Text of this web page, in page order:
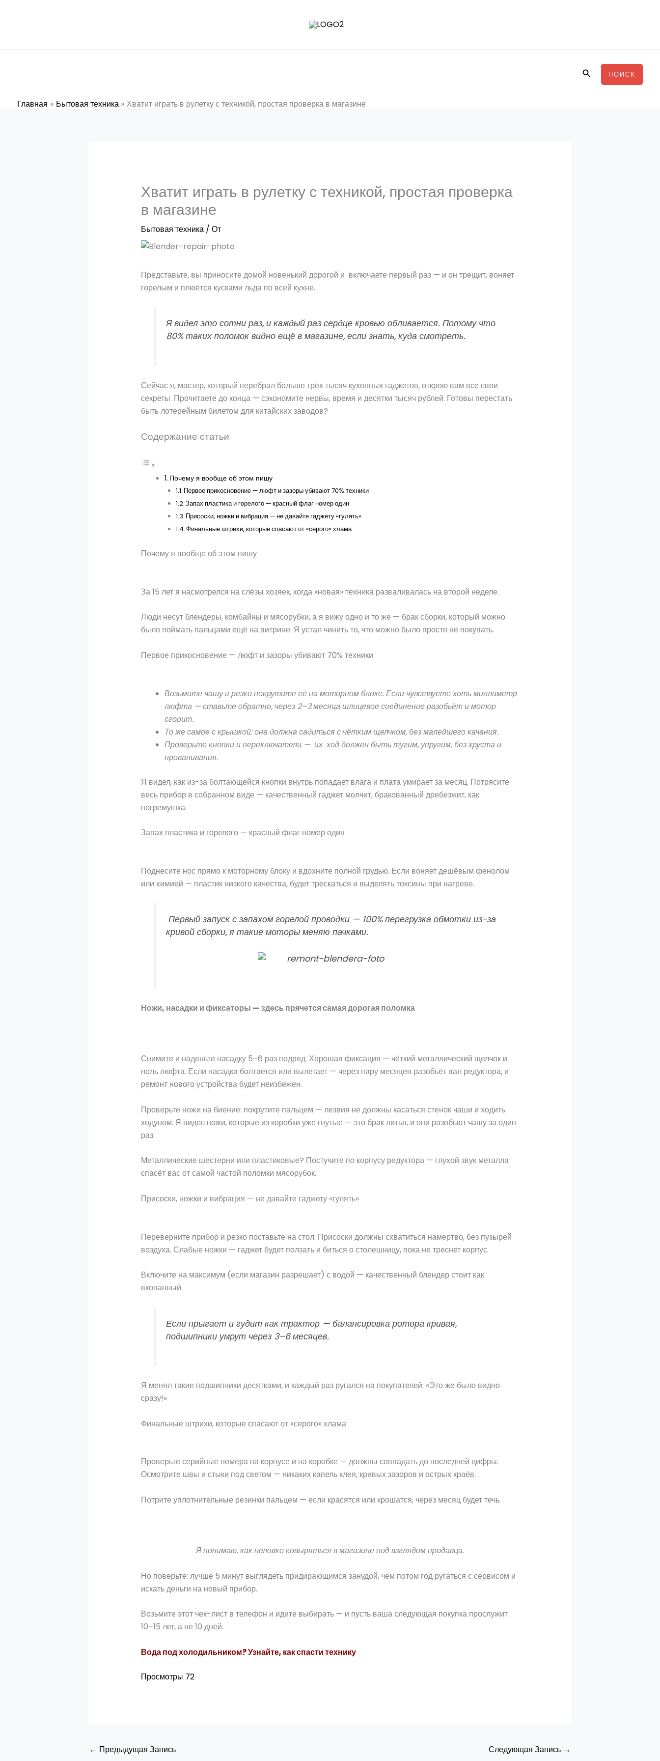
Поиск ПОИСК
Главная Бытовая техника Хватит играть в рулетку с техникой, простая проверка в магазине
Хватит играть в рулетку с техникой, простая проверка
в магазине
Бытовая техника/ От
Представьте, вы приносите домой новенький дорогой и включаете первый раз — и он трещит, воняет
горелым и плюётся кусками льда по всей кухне.
Я видел это сотни раз, и каждый раз сердце кровью обливается. Потому что
80% таких поломок видно ещё в магазине, если знать, куда смотреть.
Сейчас я, мастер, который перебрал больше трёх тысяч кухонных гаджетов, открою вам все свои
секреты. Прочитаете до конца — сэкономите нервы, время и десятки тысяч рублей. Готовы перестать
быть лотерейным билетом для китайских заводов?
Содержание статьи
Почему я вообще об этом пишу
Первое прикосновение — люфт и зазоры убивают 70% техники
Запах пластика и горелого — красный флаг номер один
Присоски, ножки и вибрация — не давайте гаджету «гулять»
Финальные штрихи, которые спасают от «серого» хлама
Почему я вообще об этом пишу
За 15 лет я насмотрелся на слёзы хозяек, когда «новая» техника разваливалась на второй неделе.
Люди несут блендеры, комбайны и мясорубки, а я вижу одно и то же — брак сборки, который можно
было поймать пальцами ещё на витрине. Я устал чинить то, что можно было просто не покупать.
Первое прикосновение — люфт и зазоры убивают 70% техники
Возьмите чашу и резко покрутите её на моторном блоке. Если чувствуете хоть миллиметр
люфта — ставьте обратно, через 2–3 месяца шлицевое соединение разобьёт и мотор
сгорит.
То же самое с крышкой: она должна садиться с чётким щелчком, без малейшего качания.
Проверьте кнопки и переключатели — их ход должен быть тугим, упругим, без хруста и
проваливания.
Я видел, как из-за болтающейся кнопки внутрь попадает влага и плата умирает за месяц. Потрясите
весь прибор в собранном виде — качественный гаджет молчит, бракованный дребезжит, как
погремушка.
Запах пластика и горелого — красный флаг номер один
Поднесите нос прямо к моторному блоку и вдохните полной грудью. Если воняет дешёвым фенолом
или химией — пластик низкого качества, будет трескаться и выделять токсины при нагреве.
Первый запуск с запахом горелой проводки — 100% перегрузка обмотки из-за
кривой сборки, я такие моторы меняю пачками.
Ножи, насадки и фиксаторы — здесь прячется самая дорогая поломка
Снимите и наденьте насадку 5–6 раз подряд. Хорошая фиксация — чёткий металлический щелчок и
ноль люфта. Если насадка болтается или вылетает — через пару месяцев разобьёт вал редуктора, и
ремонт нового устройства будет неизбежен.
Проверьте ножи на биение: покрутите пальцем — лезвия не должны касаться стенок чаши и ходить
ходуном. Я видел ножи, которые из коробки уже гнутые — это брак литья, и они разобьют чашу за один
раз.
Металлические шестерни или пластиковые? Постучите по корпусу редуктора — глухой звук металла
спасёт вас от самой частой поломки мясорубок.
Присоски, ножки и вибрация — не давайте гаджету «гулять»
Переверните прибор и резко поставьте на стол. Присоски должны схватиться намертво, без пузырей
воздуха. Слабые ножки — гаджет будет ползать и биться о столешницу, пока не треснет корпус.
Включите на максимум (если магазин разрешает) с водой — качественный блендер стоит как
вкопанный.
Если прыгает и гудит как трактор — балансировка ротора кривая,
подшипники умрут через 3–6 месяцев.
Я менял такие подшипники десятками, и каждый раз ругался на покупателей: «Это же было видно
сразу!»
Финальные штрихи, которые спасают от «серого» хлама
Проверьте серийные номера на корпусе и на коробке — должны совпадать до последней цифры.
Осмотрите швы и стыки под светом — никаких капель клея, кривых зазоров и острых краёв.
Потрите уплотнительные резинки пальцем — если красятся или крошатся, через месяц будет течь.
Я понимаю, как неловко ковыряться в магазине под взглядом продавца.
Но поверьте: лучше 5 минут выглядеть придирающимся занудой, чем потом год ругаться с сервисом и
искать деньги на новый прибор.
Возьмите этот чек-лист в телефон и идите выбирать — и пусть ваша следующая покупка прослужит
10–15 лет, а не 10 дней.
Вода под холодильником? Узнайте, как спасти технику
Просмотры 72
← Предыдущая Запись Следующая Запись →